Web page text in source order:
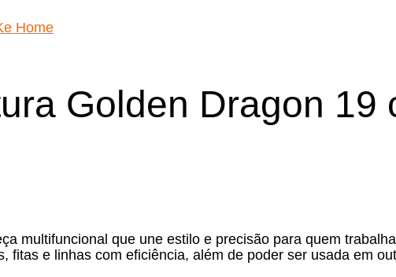
Golden Dragon 19
multifuncional que une estilo e precisão para quem
fitas e linhas com eficiência, além de poder ser usada em